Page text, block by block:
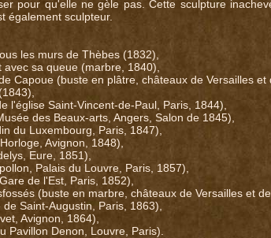
pour qu'elle ne gèle pas. Cette sculpture
également sculpteur.
les murs de Thèbes (1832),
sa queue (marbre, 1840),
Capoue (buste en plâtre, châteaux de Versailles et
l'église Saint-Vincent-de-Paul, Paris, 1844),
des Beaux-arts, Angers, Salon de 1845),
du Luxembourg, Paris, 1847),
Avignon, 1848),
Eure, 1851),
Palais du Louvre, Paris, 1857),
de l'Est, Paris, 1852),
(buste en marbre, châteaux de Versailles et
Saint-Augustin, Paris, 1863),
Avignon, 1864),
Pavillon Denon, Louvre, Paris).